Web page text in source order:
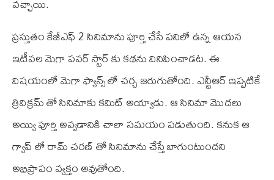
ప్రస్తుతం కేజీఎఫ్‌ 2 సినిమాను పూర్తి చేసే పనిలో ఉన్న ఆయన
ఇటీవల మెగా పవర్‌ స్టార్‌ కు కథను వినిపించాడట. ఈ
విషయంలో మెగా ఫ్యాన్స్‌ లో చర్చ జరుగుతోంది. ఎన్టీఆర్‌ ఇప్పటికే
త్రివిక్రమ్‌ తో సినిమాకు కమిట్‌ అయ్యాడు. ఆ సినిమా మొదలు
అయ్యి పూర్తి అవ్వడానికి చాలా సమయం పడుతుంది. కనుక ఆ
గ్యాప్‌ లో రామ్‌ చరణ్‌ తో సినిమాను చేస్తే బాగుంటుందని
అభిప్రాపం వ్యక్తం అవుతోంది.